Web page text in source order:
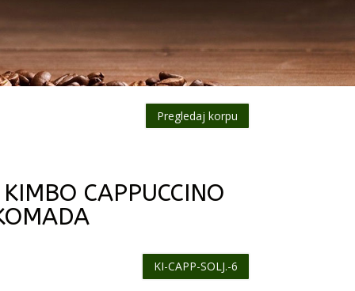
Pregledaj korpu
CAPPUCCINO
KI-CAPP-SOLJ.-6